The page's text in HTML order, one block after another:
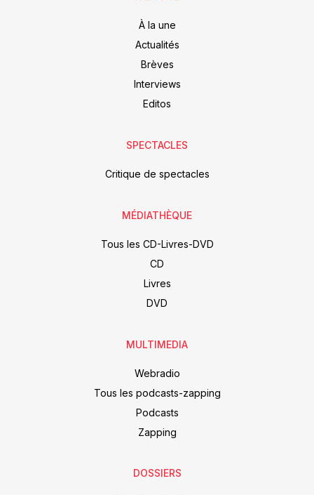
À la une
Actualités
Brèves
Interviews
Editos
SPECTACLES
Critique de spectacles
MÉDIATHÈQUE
Tous les CD-Livres-DVD
CD
Livres
DVD
MULTIMEDIA
Webradio
Tous les podcasts-zapping
Podcasts
Zapping
DOSSIERS